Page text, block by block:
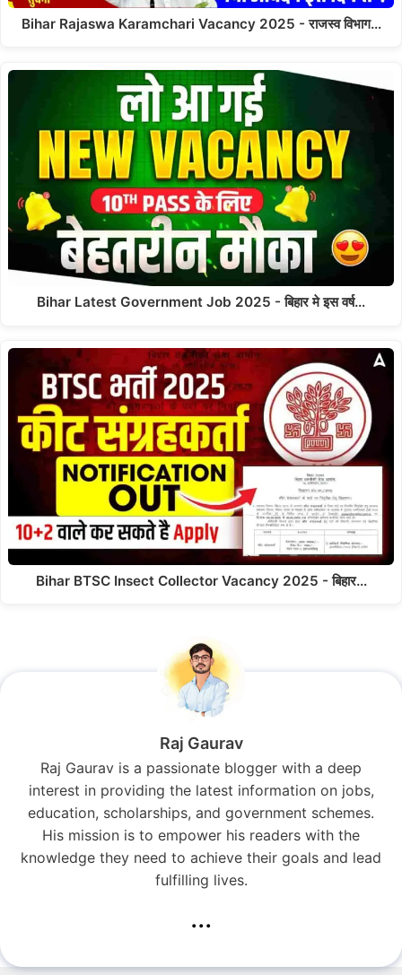
Bihar Rajaswa Karamchari Vacancy 2025 - राजस्व विभाग…
Bihar Latest Government Job 2025 - बिहार मे इस वर्ष…
Bihar BTSC Insect Collector Vacancy 2025 - बिहार…
Raj Gaurav
Raj Gaurav is a passionate blogger with a deep
interest in providing the latest information on jobs,
education, scholarships, and government schemes.
His mission is to empower his readers with the
knowledge they need to achieve their goals and lead
fulfilling lives.
...